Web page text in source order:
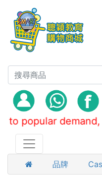
demand,
品牌